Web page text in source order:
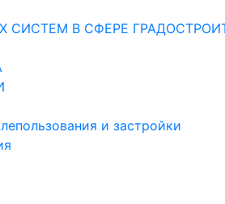
В СФЕРЕ
и застройки